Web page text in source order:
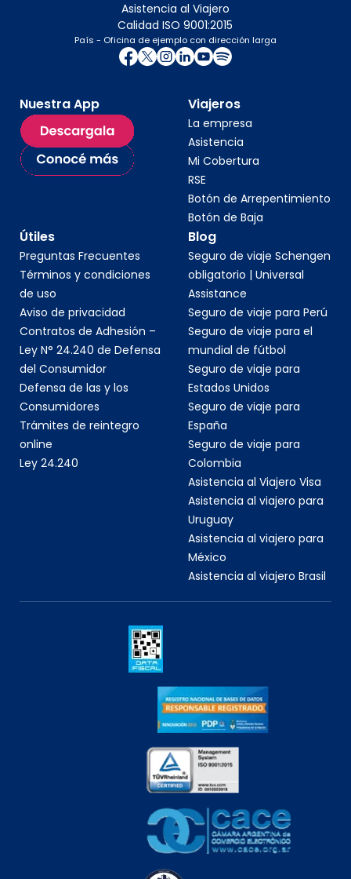
Asistencia al Viajero
Calidad ISO 9001:2015
País - Oficina de ejemplo con dirección larga
Nuestra App Viajeros
La empresa
Asistencia
Mi Cobertura
RSE
Botón de Arrepentimiento
Botón de Baja
Útiles
Preguntas Frecuentes
Términos y condiciones
de uso
Aviso de privacidad
Contratos de Adhesión –
Ley N° 24.240 de Defensa
del Consumidor
Defensa de las y los
Consumidores
Trámites de reintegro
online
Ley 24.240
Blog
Seguro de viaje Schengen
obligatorio | Universal
Assistance
Seguro de viaje para Perú
Seguro de viaje para el
mundial de fútbol
Seguro de viaje para
Estados Unidos
Seguro de viaje para
España
Seguro de viaje para
Colombia
Asistencia al Viajero Visa
Asistencia al viajero para
Uruguay
Asistencia al viajero para
México
Asistencia al viajero Brasil